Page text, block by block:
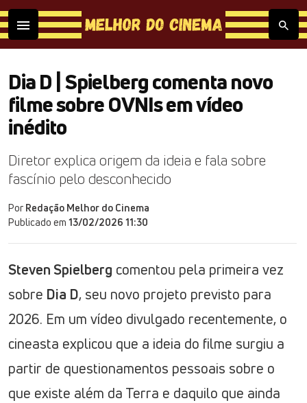
Dia D | Spielberg comenta novo
filme sobre OVNIs em vídeo
inédito
Diretor explica origem da ideia e fala sobre
fascínio pelo desconhecido
Por Redação Melhor do Cinema
Publicado em 13/02/2026 11:30
Steven Spielberg comentou pela primeira vez
sobre Dia D, seu novo projeto previsto para
2026. Em um vídeo divulgado recentemente, o
cineasta explicou que a ideia do filme surgiu a
partir de questionamentos pessoais sobre o
que existe além da Terra e daquilo que ainda